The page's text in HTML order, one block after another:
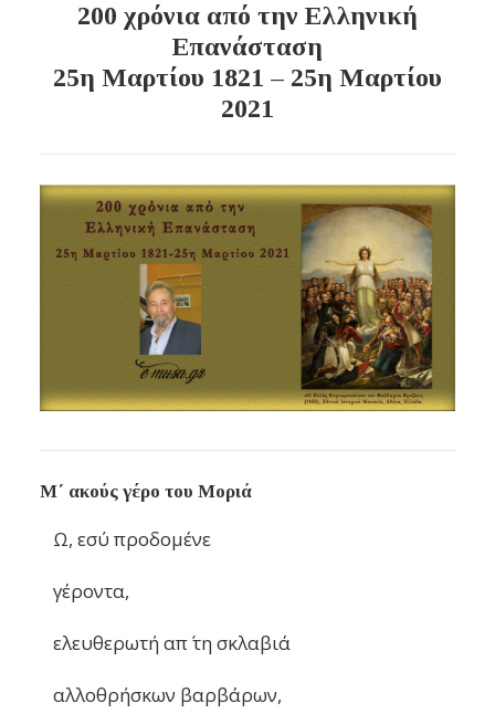
200 χρόνια από την Ελληνική
Επανάσταση
25η Μαρτίου 1821 – 25η Μαρτίου
2021
Μ΄ ακούς γέρο του Μοριά
Ω, εσύ προδομένε
γέροντα,
ελευθερωτή απ΄ τη σκλαβιά
αλλοθρήσκων βαρβάρων,